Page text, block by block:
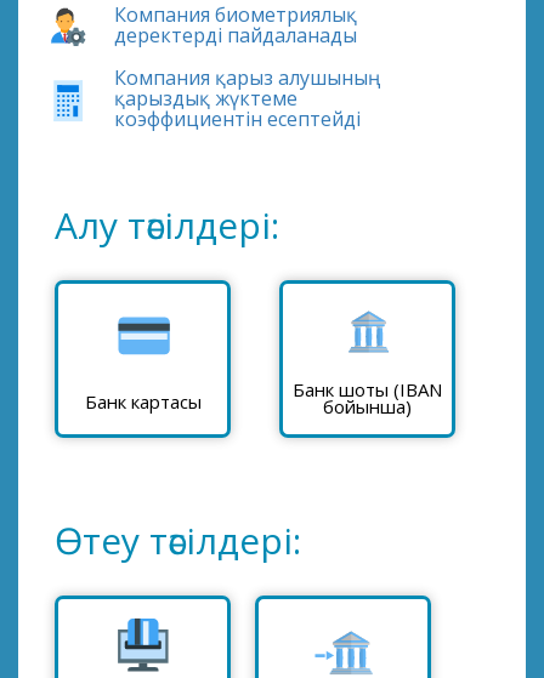
Компания биометриялық
деректерді пайдаланады
Компания қарыз алушының
қарыздық жүктеме
коэффициентін есептейді
Алу тәсілдері:
Банк картасы
Банк шоты (IBAN
бойынша)
Өтеу тәсілдері: